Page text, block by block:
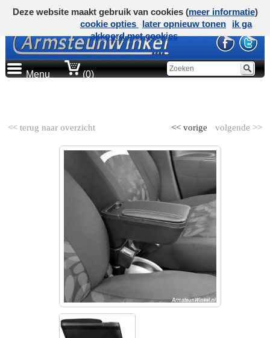
Menu (0)
<< terug naar overzicht volgende >>
<< vorige
Deze website maakt gebruik van cookies (meer informatie)
cookie opties
later opnieuw tonen
ik ga
akkoord met cookies